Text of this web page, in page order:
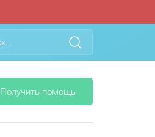
Получить помощь